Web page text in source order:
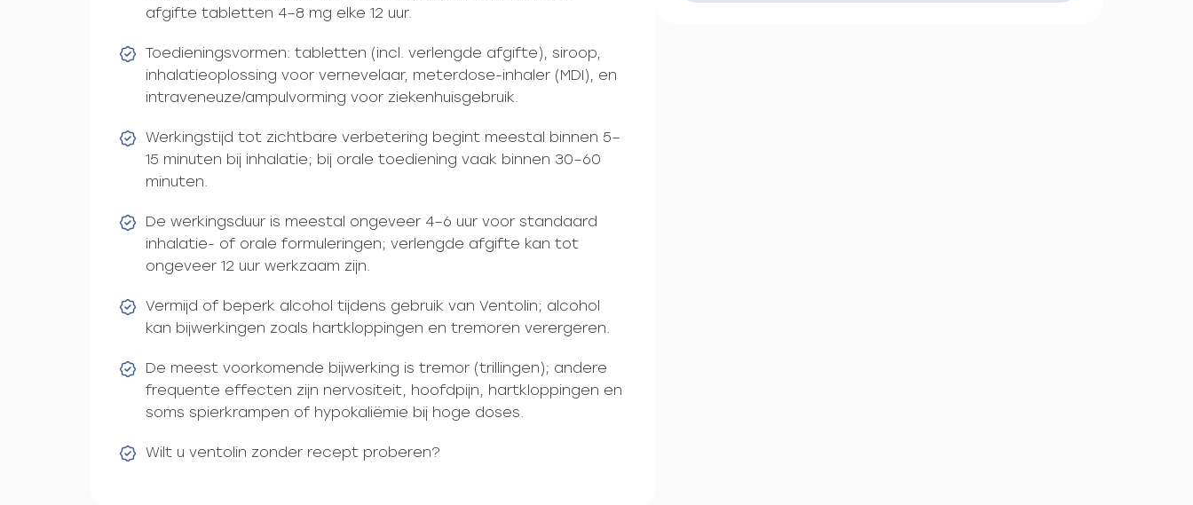
afgifte tabletten 4–8 mg elke 12 uur.
Toedieningsvormen: tabletten (incl. verlengde afgifte), siroop,
inhalatieoplossing voor vernevelaar, meterdose-inhaler (MDI), en
intraveneuze/ampulvorming voor ziekenhuisgebruik.
Werkingstijd tot zichtbare verbetering begint meestal binnen 5–
15 minuten bij inhalatie; bij orale toediening vaak binnen 30–60
minuten.
De werkingsduur is meestal ongeveer 4–6 uur voor standaard
inhalatie- of orale formuleringen; verlengde afgifte kan tot
ongeveer 12 uur werkzaam zijn.
Vermijd of beperk alcohol tijdens gebruik van Ventolin; alcohol
kan bijwerkingen zoals hartkloppingen en tremoren verergeren.
De meest voorkomende bijwerking is tremor (trillingen); andere
frequente effecten zijn nervositeit, hoofdpijn, hartkloppingen en
soms spierkrampen of hypokaliëmie bij hoge doses.
Wilt u ventolin zonder recept proberen?